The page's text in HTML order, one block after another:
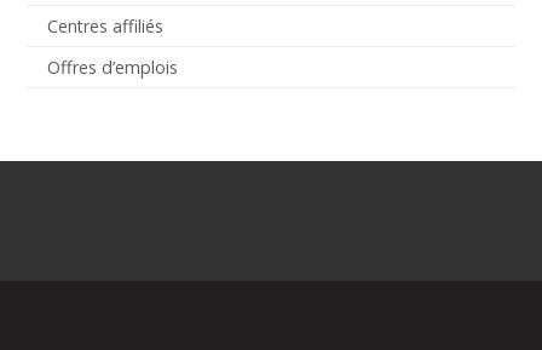
Centres affiliés
Offres d’emplois